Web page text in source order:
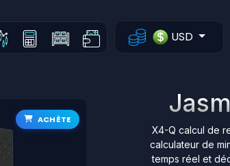
USD
ACHÈTE
X4-Q calcul de
calculateur de
temps réel et